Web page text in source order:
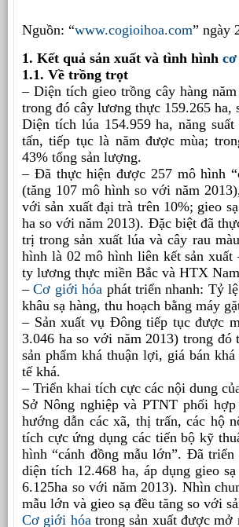
Nguồn: “www.cogioihoa.com” ngày
1. Kết quả sản xuất và tình hình
1.1. Về trồng trọt
– Diện tích gieo trồng cây hàng
trong đó cây lương thực 159.265 ha,
Diện tích lúa 154.959 ha, năng
tấn, tiếp tục là năm được mùa;
43% tổng sản lượng.
– Đã thực hiện được 257 mô hình
(tăng 107 mô hình so với năm
với sản xuất đại trà trên 10%; gieo
ha so với năm 2013). Đặc biệt đã
trị trong sản xuất lúa và cây rau
hình là 02 mô hình liên kết sản
ty lương thực miền Bắc và HTX
–Cơ giới hóa phát triển nhanh: Tỷ
khâu sạ hàng, thu hoạch bằng máy
– Sản xuất vụ Đông tiếp tục được
3.046 ha so với năm 2013) trong
sản phẩm khá thuận lợi, giá bán
tế khá.
– Triển khai tích cực các nội dung
Sở Nông nghiệp và PTNT phối
hướng dẫn các xã, thị trấn, các hộ
tích cực ứng dụng các tiến bộ kỹ
hình “cánh đồng mẫu lớn”. Đã
diện tích 12.468 ha, áp dụng gieo
6.125ha so với năm 2013). Nhìn
mẫu lớn và gieo sạ đều tăng so với
Cơ giới hóatrong sản xuất được mở